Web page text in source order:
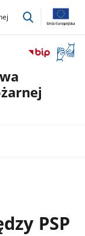
przejdź
okno
PSP